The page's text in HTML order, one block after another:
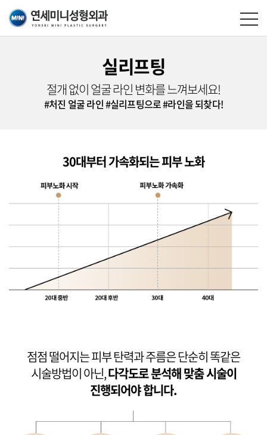
실리프팅
절개 없이 얼굴 라인 변화를 느껴보세요!
#처진 얼굴 라인#실리프팅으로#라인을 되찾다!
30대부터 가속화되는 피부 노화
점점 떨어지는 피부 탄력과 주름은 단순히 똑같은
시술방법이 아닌,다각도로 분석해 맞춤 시술이
진행되어야 합니다.